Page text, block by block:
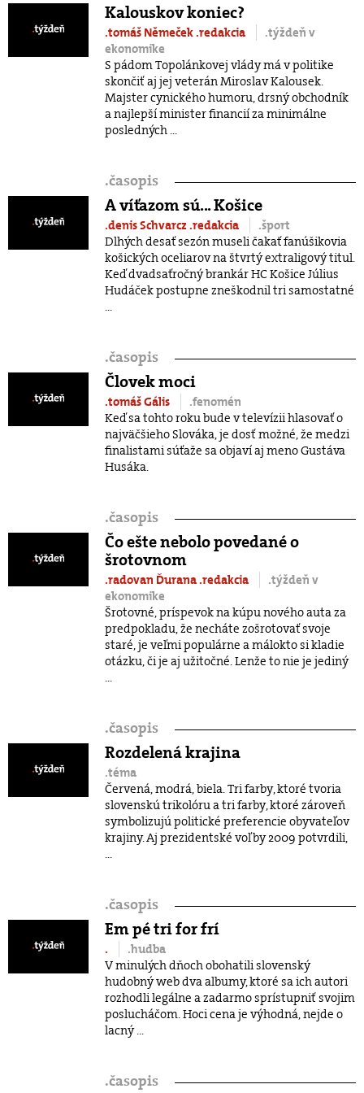
Kalouskov koniec?
.tomáš Němeček.redakcia
.týždeň v
ekonomike
S pádom Topolánkovej vlády má v politike
skončiť aj jej veterán Miroslav Kalousek.
Majster cynického humoru, drsný obchodník
a najlepší minister financií za minimálne
posledných ...
.časopis
A víťazom sú... Košice
.denis Schvarcz .redakcia
.šport
Dlhých desať sezón museli čakať fanúšikovia
košických oceliarov na štvrtý extraligový titul.
Keď dvadsaťročný brankár HC Košice Július
Hudáček postupne zneškodnil tri samostatné
...
.časopis
Človek moci
.tomáš Gális
.fenomén
Keď sa tohto roku bude v televízii hlasovať o
najväčšieho Slováka, je dosť možné, že medzi
finalistami súťaže sa objaví aj meno Gustáva
Husáka.
.časopis
Čo ešte nebolo povedané o
šrotovnom
.radovan Ďurana.redakcia
.týždeň v
ekonomike
Šrotovné, príspevok na kúpu nového auta za
predpokladu, že necháte zošrotovať svoje
staré, je veľmi populárne a málokto si kladie
otázku, či je aj užitočné. Lenže to nie je jediný
...
.časopis
Rozdelená krajina
.téma
Červená, modrá, biela. Tri farby, ktoré tvoria
slovenskú trikolóru a tri farby, ktoré zároveň
symbolizujú politické preferencie obyvateľov
krajiny. Aj prezidentské voľby 2009 potvrdili,
...
.časopis
Em pé tri for frí
.
.hudba
V minulých dňoch obohatili slovenský
hudobný web dva albumy, ktoré sa ich autori
rozhodli legálne a zadarmo sprístupniť svojim
poslucháčom. Hoci cena je výhodná, nejde o
lacný ...
.časopis